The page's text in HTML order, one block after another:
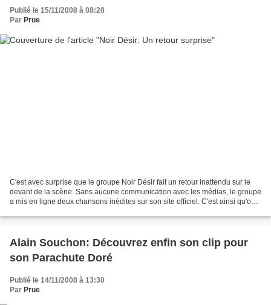
Publié le 15/11/2008 à 08:20
Par Prue
C'est avec surprise que le groupe Noir Désir fait un retour inattendu sur le
devant de la scène. Sans aucune communication avec les médias, le groupe
a mis en ligne deux chansons inédites sur son site officiel. C'est ainsi qu'on
Alain Souchon: Découvrez enfin son clip pour
son Parachute Doré
Publié le 14/11/2008 à 13:30
Par Prue